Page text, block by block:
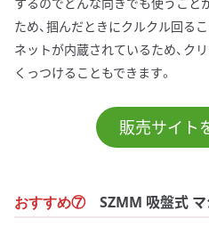
ため、掴んだときにクルクル回る
ネットが内蔵されているため、ク
くっつけることもできます。
販売サイト
おすすめ⑦SZMM 吸盤式 マ